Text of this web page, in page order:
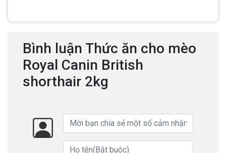
Bình luận Thức ăn cho mèo
Royal Canin British
shorthair 2kg